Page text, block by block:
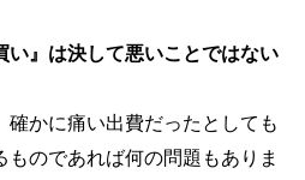
い』は決して悪いことではない
確かに痛い出費だったとしても
のであれば何の問題もありま